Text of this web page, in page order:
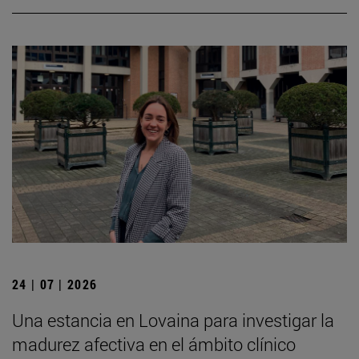
24 | 07 | 2026
Una estancia en Lovaina para investigar la
madurez afectiva en el ámbito clínico